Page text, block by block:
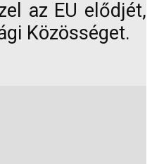
az EU elődjét,
Közösséget.